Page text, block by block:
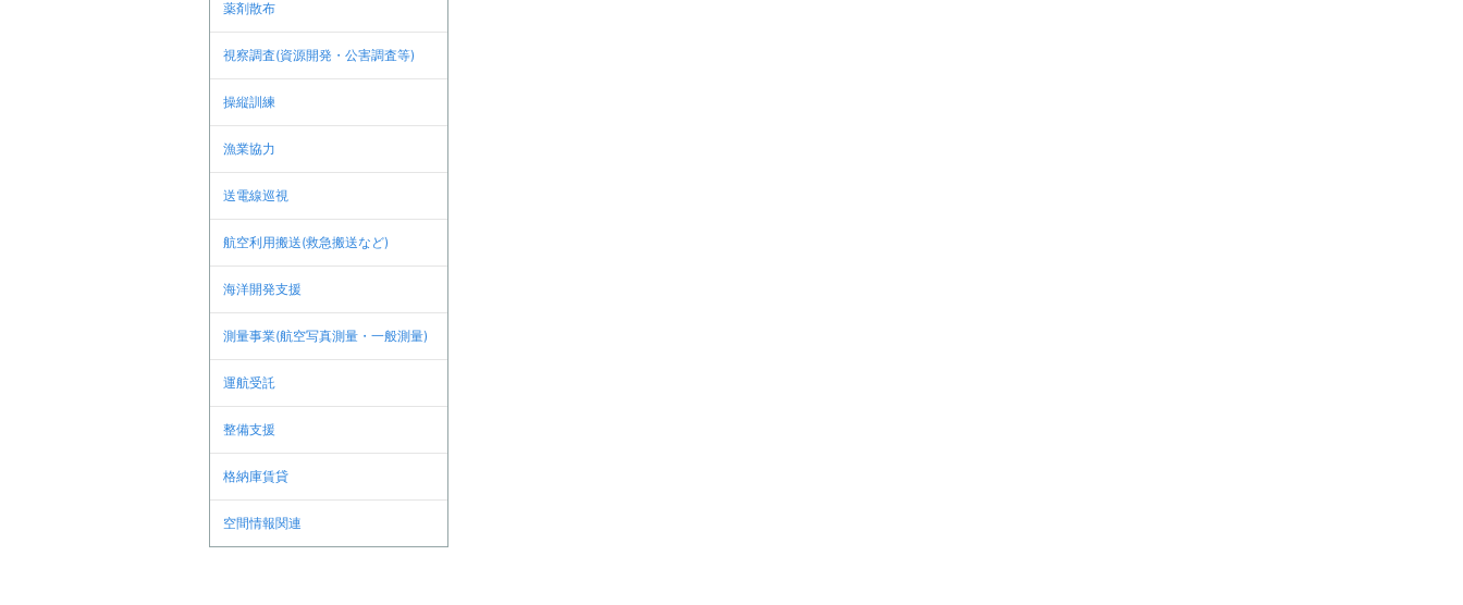
薬剤散布
視察調査(資源開発・公害調査等)
操縦訓練
漁業協力
送電線巡視
航空利用搬送(救急搬送など)
海洋開発支援
測量事業(航空写真測量・一般測量)
運航受託
整備支援
格納庫賃貸
空間情報関連